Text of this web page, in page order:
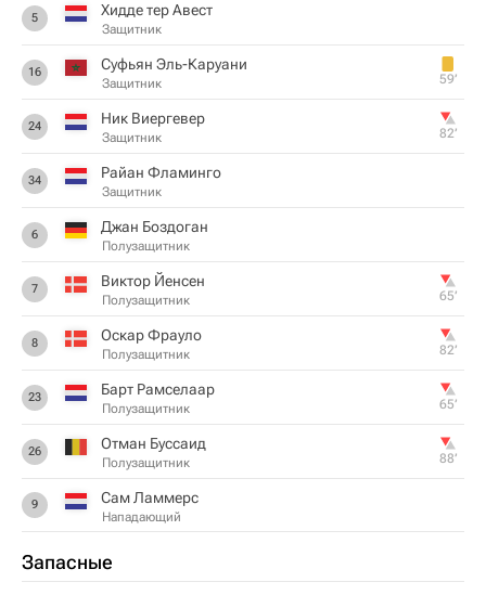
5 Хидде тер Авест
Защитник
16 Суфьян Эль-Каруани
Защитник 59‎’‎
24 Ник Виергевер
Защитник 82‎’‎
34 Райан Фламинго
Защитник
6 Джан Боздоган
Полузащитник
7 Виктор Йенсен
Полузащитник 65‎’‎
8 Оскар Фрауло
Полузащитник 82‎’‎
23 Барт Рамселаар
Полузащитник 65‎’‎
26 Отман Буссаид
Полузащитник 88‎’‎
9 Сам Ламмерс
Нападающий
Запасные